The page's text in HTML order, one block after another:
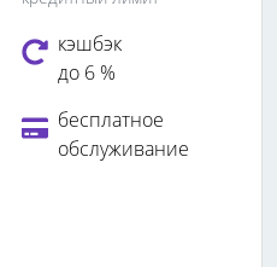
кэшбэк
до 6 %
бесплатное
обслуживание